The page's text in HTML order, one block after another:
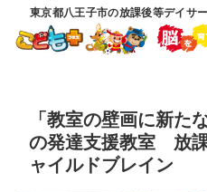
東京都八王子市の放課後等デイサ
「教室の壁画に新た
の発達支援教室 放
ャイルドブレイン